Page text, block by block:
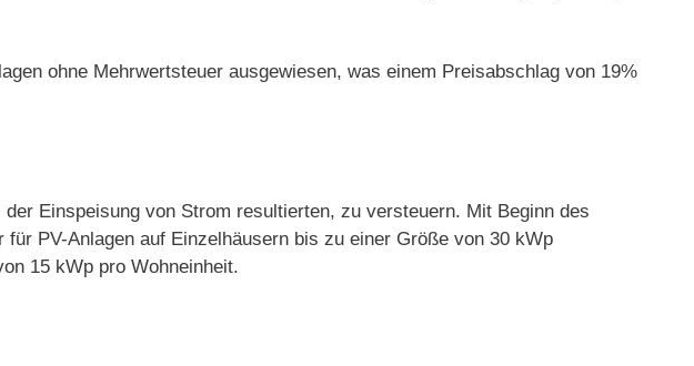
ohne Mehrwertsteuer ausgewiesen, was einem Preisabschlag von 19%
Einspeisung von Strom resultierten, zu versteuern. Mit Beginn des
PV-Anlagen auf Einzelhäusern bis zu einer Größe von 30 kWp
15 kWp pro Wohneinheit.